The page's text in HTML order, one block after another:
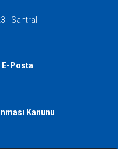
- Santral
Posta
Kanunu